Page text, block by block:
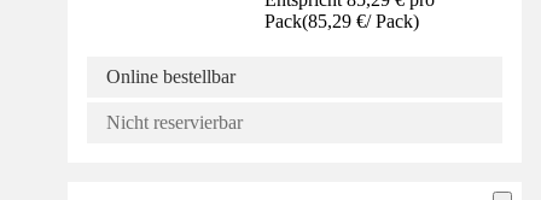
Pack(85,29 €/ Pack)
Online bestellbar
Nicht reservierbar